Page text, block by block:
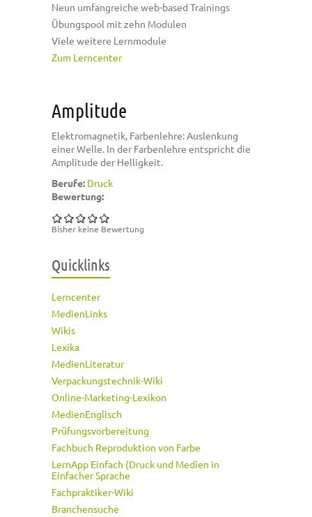
Neun umfangreiche web-based Trainings
Übungspool mit zehn Modulen
Viele weitere Lernmodule
Zum Lerncenter
Amplitude
Elektromagnetik, Farbenlehre: Auslenkung
einer Welle. In der Farbenlehre entspricht die
Amplitude der Helligkeit.
Berufe: Druck
Bewertung:
Bisher keine Bewertung
Quicklinks
Lerncenter
MedienLinks
Wikis
Lexika
MedienLiteratur
Verpackungstechnik-Wiki
Online-Marketing-Lexikon
MedienEnglisch
Prüfungsvorbereitung
Fachbuch Reproduktion von Farbe
LernApp Einfach (Druck und Medien in
Einfacher Sprache
Fachpraktiker-Wiki
Branchensuche